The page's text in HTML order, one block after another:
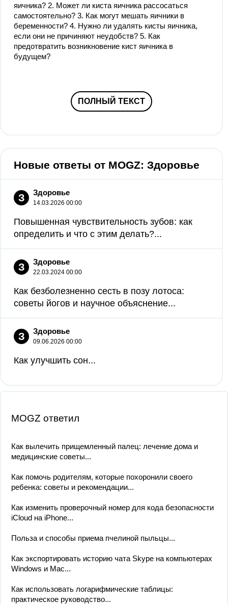
яичника? 2. Может ли киста яичника рассосаться
самостоятельно? 3. Как могут мешать яичники в
беременности? 4. Нужно ли удалять кисты яичника,
если они не причиняют неудобств? 5. Как
предотвратить возникновение кист яичника в
будущем?
ПОЛНЫЙ ТЕКСТ
Новые ответы от MOGZ: Здоровье
З Здоровье
14.03.2026 00:00
Повышенная чувствительность зубов: как
определить и что с этим делать?...
З Здоровье
22.03.2024 00:00
Как безболезненно сесть в позу лотоса:
советы йогов и научное объяснение...
З Здоровье
09.06.2026 00:00
Как улучшить сон...
MOGZ ответил
Как вылечить прищемленный палец: лечение дома и
медицинские советы...
Как помочь родителям, которые похоронили своего
ребенка: советы и рекомендации...
Как изменить проверочный номер для кода безопасности
iCloud на iPhone...
Польза и способы приема пчелиной пыльцы...
Как экспортировать историю чата Skype на компьютерах
Windows и Mac...
Как использовать логарифмические таблицы:
практическое руководство...